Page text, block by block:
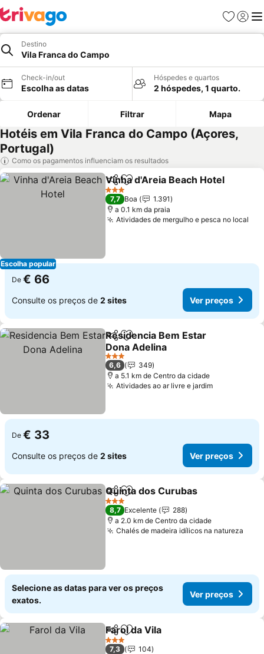
Favoritos
Iniciar
Destino
Vila Franca do Campo
Check-in/out
Escolha as datas
Hóspedes e quartos
2 hóspedes, 1 quarto.
Ordenar Filtrar Mapa
Hotéis em Vila Franca do Campo (Açores,
Portugal)
Como os pagamentos influenciam os resultados
Escolha popular
PartilharAdicionar aos favoritos
Vinha d'Areia Beach Hotel
3 Estrelas
7,7 Boa
1.391
a 0.1 km da praia
Atividades de mergulho e pesca no local
De € 66
Consulte os preços de 2 sites Ver preços
PartilharAdicionar aos favoritos
Residencia Bem Estar
Dona Adelina
Ver preços
3 Estrelas
6,6
349
a 5.1 km de Centro da cidade
Atividades ao ar livre e jardimVer preços
De € 33
Consulte os preços de 2 sites Ver preços
PartilharAdicionar aos favoritos
Quinta dos Curubas
3 Estrelas
8,7 Excelente
288
a 2.0 km de Centro da cidade
Chalés de madeira idílicos na natureza
Selecione as datas para ver os preços
exatos.
Ver preços
PartilharAdicionar aos favoritos
Farol da Vila
3 Estrelas
7,3
104